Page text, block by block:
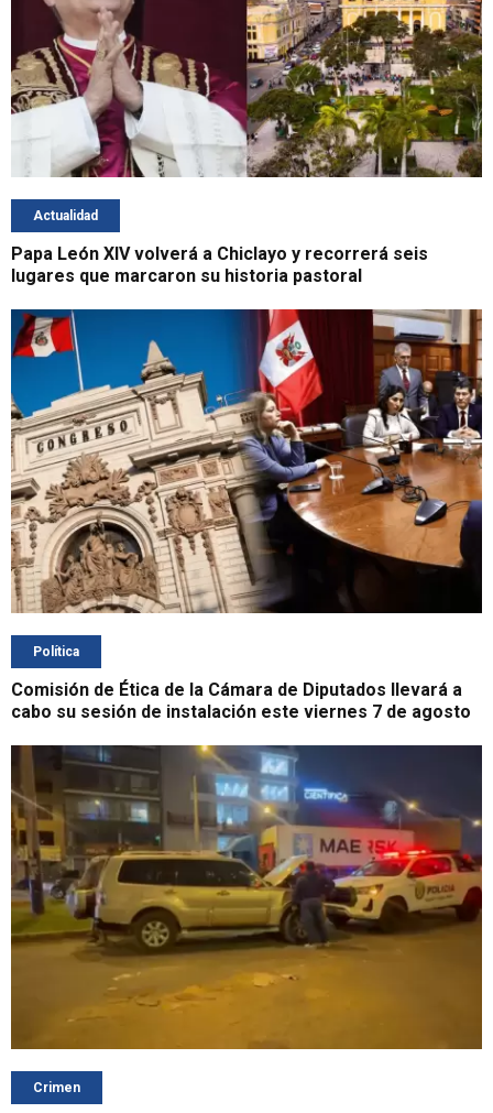
Actualidad
Papa León XIV volverá a Chiclayo y recorrerá seis
lugares que marcaron su historia pastoral
Política
Comisión de Ética de la Cámara de Diputados llevará a
cabo su sesión de instalación este viernes 7 de agosto
Crimen